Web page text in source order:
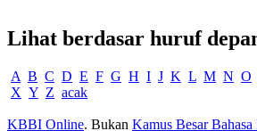
Lihat berdasar huruf
A B C D E F G H I J K L M N O
X Y Z acak
KBBI Online. Bukan Kamus Besar Bahasa